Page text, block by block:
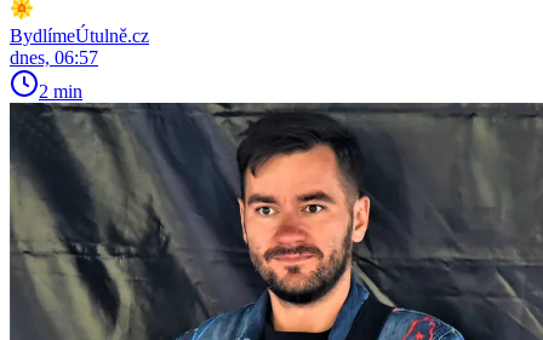
BydlímeÚtulně.cz
dnes, 06:57
2 min